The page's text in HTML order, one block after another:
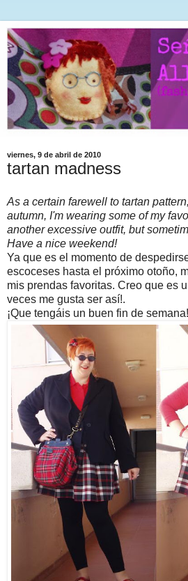
viernes, 9 de abril de 2010
tartan madness
As a certain farewell to tartan
autumn, I'm wearing some of my
another excessive outfit, but
Have a nice weekend!
Ya que es el momento de
escoceses hasta el próximo otoño,
mis prendas favoritas. Creo que es
veces me gusta ser así!.
¡Que tengáis un buen fin de semana!